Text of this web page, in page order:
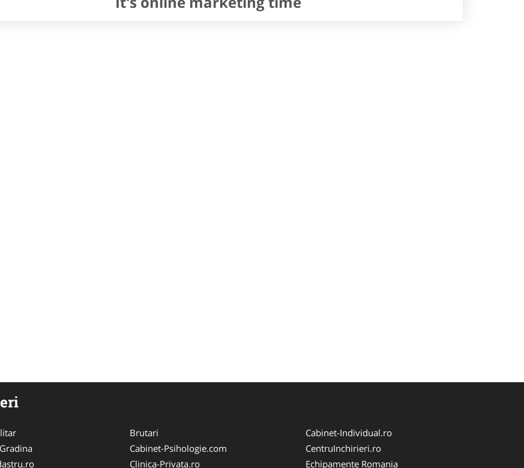
Brutari
Cabinet-Psihologie.com
Clinica-Privata.ro
Cabinet-Individual.ro
CentruInchirieri.ro
Echipamente Romania